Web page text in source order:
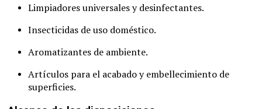
Limpiadores universales y desinfectantes.
Insecticidas de uso doméstico.
Aromatizantes de ambiente.
Artículos para el acabado y embellecimiento de
superficies.